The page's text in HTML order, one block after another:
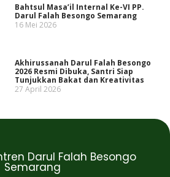
Bahtsul Masa’il Internal Ke-VI PP.
Darul Falah Besongo Semarang
16 Mei 2026
Akhirussanah Darul Falah Besongo
2026 Resmi Dibuka, Santri Siap
Tunjukkan Bakat dan Kreativitas
27 April 2026
Darul Falah Besongo
Semarang